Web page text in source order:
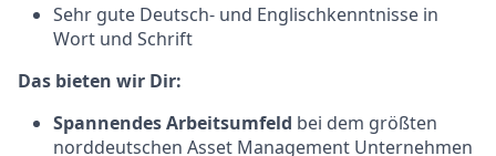
Sehr gute Deutsch- und Englischkenntnisse in
Wort und Schrift
Das bieten wir Dir:
Spannendes Arbeitsumfeld bei dem größten
norddeutschen Asset Management Unternehmen